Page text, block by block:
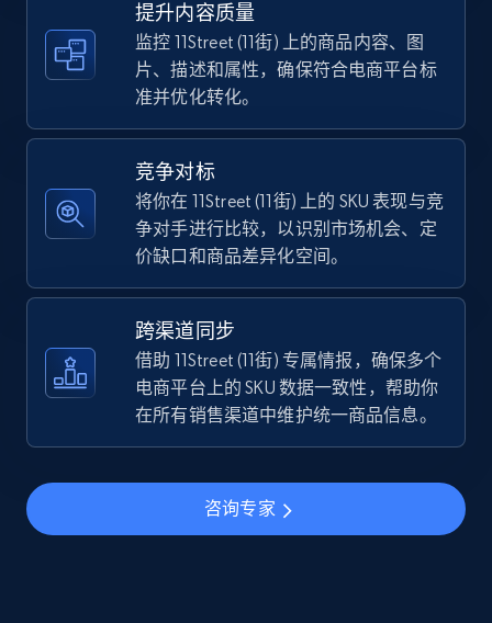
TikTok Shop - Collect TikTok shop products
by keywords search
URL, Title, Available, Description, Currency, Initial
price, Final price, Discount percent, and more.
5.4K+ 668+
TikTok Shop - discover records by shop url
URL, Title, Available, Description, Currency, Initial
price, Final price, Discount percent, and more.
668+ 立即开始
Amazon sellers info
提升内容质量
监控 11Street (11街) 上的商品内容、图
片、描述和属性，确保符合电商平台标
准并优化转化。
竞争对标
将你在 11Street (11街) 上的 SKU 表现与竞
争对手进行比较，以识别市场机会、定
价缺口和商品差异化空间。
跨渠道同步
借助 11Street (11街) 专属情报，确保多个
电商平台上的 SKU 数据一致性，帮助你
在所有销售渠道中维护统一商品信息。
咨询专家